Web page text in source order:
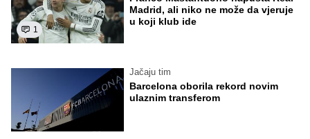
1
Madrid, ali niko ne može da vjeruje
u koji klub ide
Jačaju tim
Barcelona oborila rekord novim
ulaznim transferom